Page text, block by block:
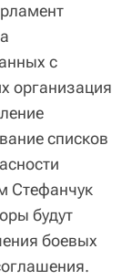
с
организация
списков
Стефанчук
будут
боевых